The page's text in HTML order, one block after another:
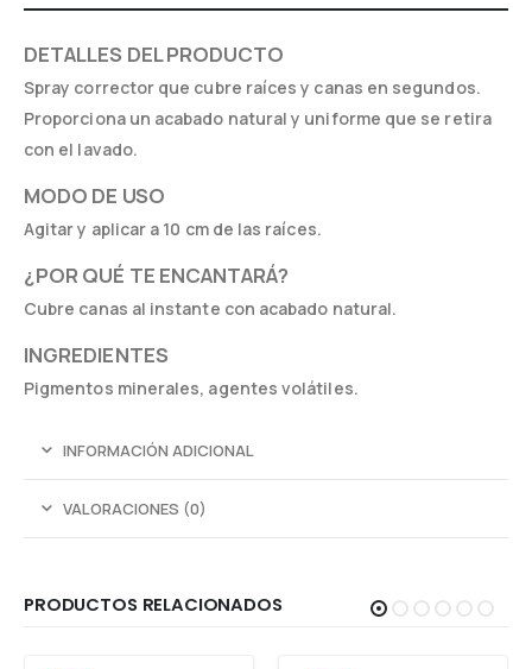
DETALLES DEL PRODUCTO
Spray corrector que cubre raíces y canas en segundos.
Proporciona un acabado natural y uniforme que se retira
con el lavado.
MODO DE USO
Agitar y aplicar a 10 cm de las raíces.
¿POR QUÉ TE ENCANTARÁ?
Cubre canas al instante con acabado natural.
INGREDIENTES
Pigmentos minerales, agentes volátiles.
INFORMACIÓN ADICIONAL
VALORACIONES (0)
PRODUCTOS RELACIONADOS